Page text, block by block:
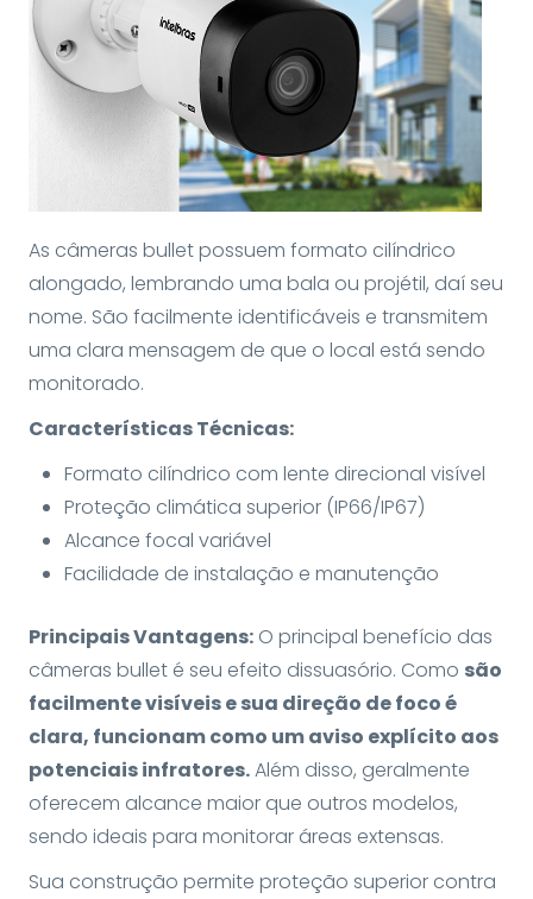
As câmeras bullet possuem formato cilíndrico
alongado, lembrando uma bala ou projétil, daí seu
nome. São facilmente identificáveis e transmitem
uma clara mensagem de que o local está sendo
monitorado.
Características Técnicas:
Formato cilíndrico com lente direcional visível
Proteção climática superior (IP66/IP67)
Alcance focal variável
Facilidade de instalação e manutenção
Principais Vantagens: O principal benefício das
câmeras bullet é seu efeito dissuasório. Como são
facilmente visíveis e sua direção de foco é
clara, funcionam como um aviso explícito aos
potenciais infratores.Além disso, geralmente
oferecem alcance maior que outros modelos,
sendo ideais para monitorar áreas extensas.
Sua construção permite proteção superior contra